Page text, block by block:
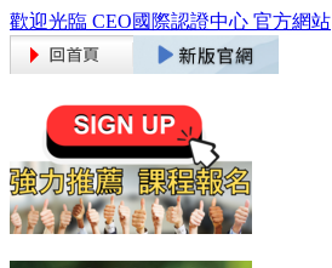
歡迎光臨 CEO國際認證中心 官方網站